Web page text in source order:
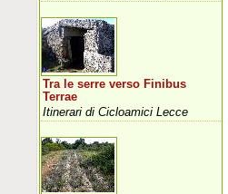
Tra le serre verso Finibus
Terrae
Itinerari di Cicloamici Lecce